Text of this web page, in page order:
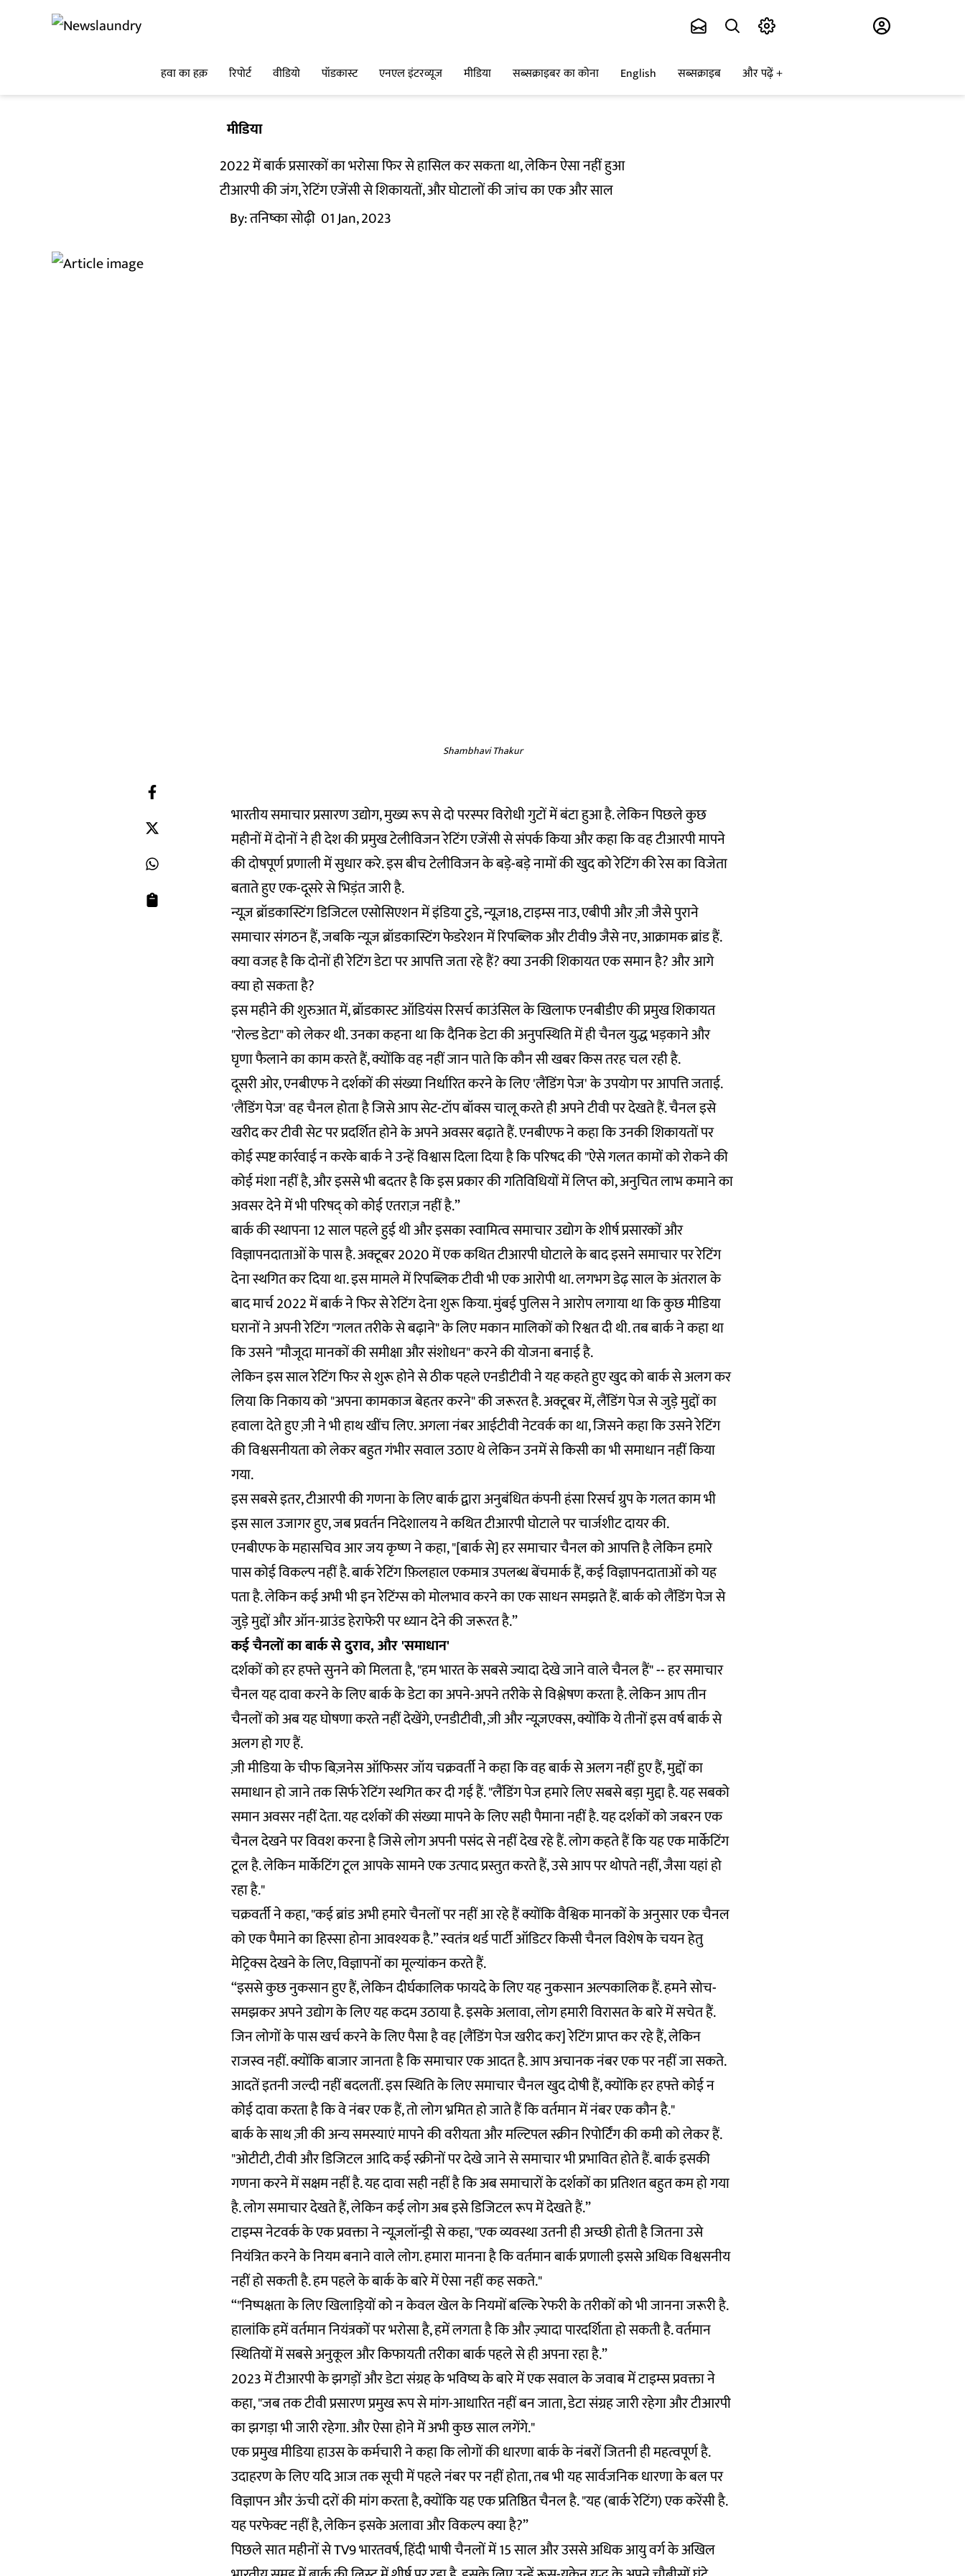
हवा का हक़ रिपोर्ट वीडियो पॉडकास्ट एनएल इंटरव्यूज मीडिया सब्सक्राइबर का कोना English सब्सक्राइब और पढ़ें
मीडिया
2022 में बार्क प्रसारकों का भरोसा फिर से हासिल कर सकता था, लेकिन ऐसा नहीं हुआ
टीआरपी की जंग, रेटिंग एजेंसी से शिकायतों, और घोटालों की जांच का एक और साल
By:तनिष्का सोढ़ी 01 Jan, 2023
Shambhavi Thakur
भारतीय समाचार प्रसारण उद्योग, मुख्य रूप से दो परस्पर विरोधी गुटों में बंटा हुआ है. लेकिन पिछले कुछ
महीनों में दोनों ने ही देश की प्रमुख टेलीविजन रेटिंग एजेंसी से संपर्क किया और कहा कि वह टीआरपी मापने
की दोषपूर्ण प्रणाली में सुधार करे. इस बीच टेलीविजन के बड़े-बड़े नामों की खुद को रेटिंग की रेस का विजेता
बताते हुए एक-दूसरे से भिड़ंत जारी है.
न्यूज़ ब्रॉडकास्टिंग डिजिटल एसोसिएशन में इंडिया टुडे, न्यूज़18, टाइम्स नाउ, एबीपी और ज़ी जैसे पुराने
समाचार संगठन हैं, जबकि न्यूज़ ब्रॉडकास्टिंग फेडरेशन में रिपब्लिक और टीवी9 जैसे नए, आक्रामक ब्रांड हैं.
क्या वजह है कि दोनों ही रेटिंग डेटा पर आपत्ति जता रहे हैं? क्या उनकी शिकायत एक समान है? और आगे
क्या हो सकता है?
इस महीने की शुरुआत में, ब्रॉडकास्ट ऑडियंस रिसर्च काउंसिल के खिलाफ एनबीडीए की प्रमुख शिकायत
"रोल्ड डेटा" को लेकर थी. उनका कहना था कि दैनिक डेटा की अनुपस्थिति में ही चैनल युद्ध भड़काने और
घृणा फैलाने का काम करते हैं, क्योंकि वह नहीं जान पाते कि कौन सी खबर किस तरह चल रही है.
दूसरी ओर, एनबीएफ ने दर्शकों की संख्या निर्धारित करने के लिए 'लैंडिंग पेज' के उपयोग पर आपत्ति जताई.
'लैंडिंग पेज' वह चैनल होता है जिसे आप सेट-टॉप बॉक्स चालू करते ही अपने टीवी पर देखते हैं. चैनल इसे
खरीद कर टीवी सेट पर प्रदर्शित होने के अपने अवसर बढ़ाते हैं. एनबीएफ ने कहा कि उनकी शिकायतों पर
कोई स्पष्ट कार्रवाई न करके बार्क ने उन्हें विश्वास दिला दिया है कि परिषद की "ऐसे गलत कामों को रोकने की
कोई मंशा नहीं है, और इससे भी बदतर है कि इस प्रकार की गतिविधियों में लिप्त को, अनुचित लाभ कमाने का
अवसर देने में भी परिषद् को कोई एतराज़ नहीं है.”
बार्क की स्थापना 12 साल पहले हुई थी और इसका स्वामित्व समाचार उद्योग के शीर्ष प्रसारकों और
विज्ञापनदाताओं के पास है. अक्टूबर 2020 में एक कथित टीआरपी घोटाले के बाद इसने समाचार पर रेटिंग
देना स्थगित कर दिया था. इस मामले में रिपब्लिक टीवी भी एक आरोपी था. लगभग डेढ़ साल के अंतराल के
बाद मार्च 2022 में बार्क ने फिर से रेटिंग देना शुरू किया. मुंबई पुलिस ने आरोप लगाया था कि कुछ मीडिया
घरानों ने अपनी रेटिंग "गलत तरीके से बढ़ाने" के लिए मकान मालिकों को रिश्वत दी थी. तब बार्क ने कहा था
कि उसने "मौजूदा मानकों की समीक्षा और संशोधन" करने की योजना बनाई है.
लेकिन इस साल रेटिंग फिर से शुरू होने से ठीक पहले एनडीटीवी ने यह कहते हुए खुद को बार्क से अलग कर
लिया कि निकाय को "अपना कामकाज बेहतर करने" की जरूरत है. अक्टूबर में, लैंडिंग पेज से जुड़े मुद्दों का
हवाला देते हुए ज़ी ने भी हाथ खींच लिए. अगला नंबर आईटीवी नेटवर्क का था, जिसने कहा कि उसने रेटिंग
की विश्वसनीयता को लेकर बहुत गंभीर सवाल उठाए थे लेकिन उनमें से किसी का भी समाधान नहीं किया
गया.
इस सबसे इतर, टीआरपी की गणना के लिए बार्क द्वारा अनुबंधित कंपनी हंसा रिसर्च ग्रुप के गलत काम भी
इस साल उजागर हुए, जब प्रवर्तन निदेशालय ने कथित टीआरपी घोटाले पर चार्जशीट दायर की.
एनबीएफ के महासचिव आर जय कृष्ण ने कहा, "[बार्क से] हर समाचार चैनल को आपत्ति है लेकिन हमारे
पास कोई विकल्प नहीं है. बार्क रेटिंग फ़िलहाल एकमात्र उपलब्ध बेंचमार्क हैं, कई विज्ञापनदाताओं को यह
पता है. लेकिन कई अभी भी इन रेटिंग्स को मोलभाव करने का एक साधन समझते हैं. बार्क को लैंडिंग पेज से
जुड़े मुद्दों और ऑन-ग्राउंड हेराफेरी पर ध्यान देने की जरूरत है.”
कई चैनलों का बार्क से दुराव, और 'समाधान'
दर्शकों को हर हफ्ते सुनने को मिलता है, "हम भारत के सबसे ज्यादा देखे जाने वाले चैनल हैं" -- हर समाचार
चैनल यह दावा करने के लिए बार्क के डेटा का अपने-अपने तरीके से विश्लेषण करता है. लेकिन आप तीन
चैनलों को अब यह घोषणा करते नहीं देखेंगे, एनडीटीवी, ज़ी और न्यूज़एक्स, क्योंकि ये तीनों इस वर्ष बार्क से
अलग हो गए हैं.
ज़ी मीडिया के चीफ बिज़नेस ऑफिसर जॉय चक्रवर्ती ने कहा कि वह बार्क से अलग नहीं हुए हैं, मुद्दों का
समाधान हो जाने तक सिर्फ रेटिंग स्थगित कर दी गई हैं. "लैंडिंग पेज हमारे लिए सबसे बड़ा मुद्दा है. यह सबको
समान अवसर नहीं देता. यह दर्शकों की संख्या मापने के लिए सही पैमाना नहीं है. यह दर्शकों को जबरन एक
चैनल देखने पर विवश करना है जिसे लोग अपनी पसंद से नहीं देख रहे हैं. लोग कहते हैं कि यह एक मार्केटिंग
टूल है. लेकिन मार्केटिंग टूल आपके सामने एक उत्पाद प्रस्तुत करते हैं, उसे आप पर थोपते नहीं, जैसा यहां हो
रहा है."
चक्रवर्ती ने कहा, "कई ब्रांड अभी हमारे चैनलों पर नहीं आ रहे हैं क्योंकि वैश्विक मानकों के अनुसार एक चैनल
को एक पैमाने का हिस्सा होना आवश्यक है.” स्वतंत्र थर्ड पार्टी ऑडिटर किसी चैनल विशेष के चयन हेतु
मेट्रिक्स देखने के लिए, विज्ञापनों का मूल्यांकन करते हैं.
“इससे कुछ नुकसान हुए हैं, लेकिन दीर्घकालिक फायदे के लिए यह नुकसान अल्पकालिक हैं. हमने सोच-
समझकर अपने उद्योग के लिए यह कदम उठाया है. इसके अलावा, लोग हमारी विरासत के बारे में सचेत हैं.
जिन लोगों के पास खर्च करने के लिए पैसा है वह [लैंडिंग पेज खरीद कर] रेटिंग प्राप्त कर रहे हैं, लेकिन
राजस्व नहीं. क्योंकि बाजार जानता है कि समाचार एक आदत है. आप अचानक नंबर एक पर नहीं जा सकते.
आदतें इतनी जल्दी नहीं बदलतीं. इस स्थिति के लिए समाचार चैनल खुद दोषी हैं, क्योंकि हर हफ्ते कोई न
कोई दावा करता है कि वे नंबर एक हैं, तो लोग भ्रमित हो जाते हैं कि वर्तमान में नंबर एक कौन है."
बार्क के साथ ज़ी की अन्य समस्याएं मापने की वरीयता और मल्टिपल स्क्रीन रिपोर्टिंग की कमी को लेकर हैं.
"ओटीटी, टीवी और डिजिटल आदि कई स्क्रीनों पर देखे जाने से समाचार भी प्रभावित होते हैं. बार्क इसकी
गणना करने में सक्षम नहीं है. यह दावा सही नहीं है कि अब समाचारों के दर्शकों का प्रतिशत बहुत कम हो गया
है. लोग समाचार देखते हैं, लेकिन कई लोग अब इसे डिजिटल रूप में देखते हैं.”
टाइम्स नेटवर्क के एक प्रवक्ता ने न्यूज़लॉन्ड्री से कहा, "एक व्यवस्था उतनी ही अच्छी होती है जितना उसे
नियंत्रित करने के नियम बनाने वाले लोग. हमारा मानना ​​है कि वर्तमान बार्क प्रणाली इससे अधिक विश्वसनीय
नहीं हो सकती है. हम पहले के बार्क के बारे में ऐसा नहीं कह सकते."
“"निष्पक्षता के लिए खिलाड़ियों को न केवल खेल के नियमों बल्कि रेफरी के तरीकों को भी जानना जरूरी है.
हालांकि हमें वर्तमान नियंत्रकों पर भरोसा है, हमें लगता है कि और ज़्यादा पारदर्शिता हो सकती है. वर्तमान
स्थितियों में सबसे अनुकूल और किफायती तरीका बार्क पहले से ही अपना रहा है.”
2023 में टीआरपी के झगड़ों और डेटा संग्रह के भविष्य के बारे में एक सवाल के जवाब में टाइम्स प्रवक्ता ने
कहा, "जब तक टीवी प्रसारण प्रमुख रूप से मांग-आधारित नहीं बन जाता, डेटा संग्रह जारी रहेगा और टीआरपी
का झगड़ा भी जारी रहेगा. और ऐसा होने में अभी कुछ साल लगेंगे."
एक प्रमुख मीडिया हाउस के कर्मचारी ने कहा कि लोगों की धारणा बार्क के नंबरों जितनी ही महत्वपूर्ण है.
उदाहरण के लिए यदि आज तक सूची में पहले नंबर पर नहीं होता, तब भी यह सार्वजनिक धारणा के बल पर
विज्ञापन और ऊंची दरों की मांग करता है, क्योंकि यह एक प्रतिष्ठित चैनल है. "यह (बार्क रेटिंग) एक करेंसी है.
यह परफेक्ट नहीं है, लेकिन इसके अलावा और विकल्प क्या है?”
पिछले सात महीनों से TV9 भारतवर्ष, हिंदी भाषी चैनलों में 15 साल और उससे अधिक आयु वर्ग के अखिल